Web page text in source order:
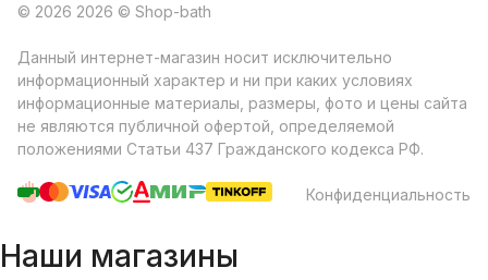
© 2026 2026 © Shop-bath
Данный интернет-магазин носит исключительно
информационный характер и ни при каких условиях
информационные материалы, размеры, фото и цены сайта
не являются публичной офертой, определяемой
положениями Статьи 437 Гражданского кодекса РФ.
Конфиденциальность
Наши магазины